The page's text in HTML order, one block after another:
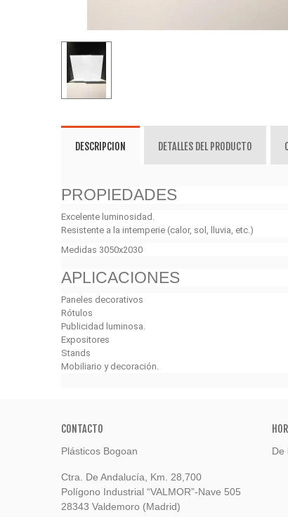
DESCRIPCION DETALLES DEL PRODUCTO
PROPIEDADES
Excelente luminosidad.
Resistente a la intemperie (calor, sol, lluvia, etc.)
Medidas 3050x2030
APLICACIONES
Paneles decorativos
Rótulos
Publicidad luminosa.
Expositores
Stands
Mobiliario y decoración.
CONTACTO
Plásticos Bogoan
Ctra. De Andalucía, Km. 28,700
Polígono Industrial “VALMOR”-Nave 505
28343 Valdemoro (Madrid)
De